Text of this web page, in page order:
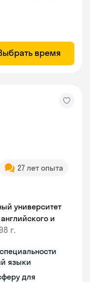
время
27 лет опыта
университет
и
г.
языки
для